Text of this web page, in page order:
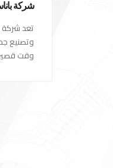
شركة
تعد شركة
وتصنيع
وقت قصير